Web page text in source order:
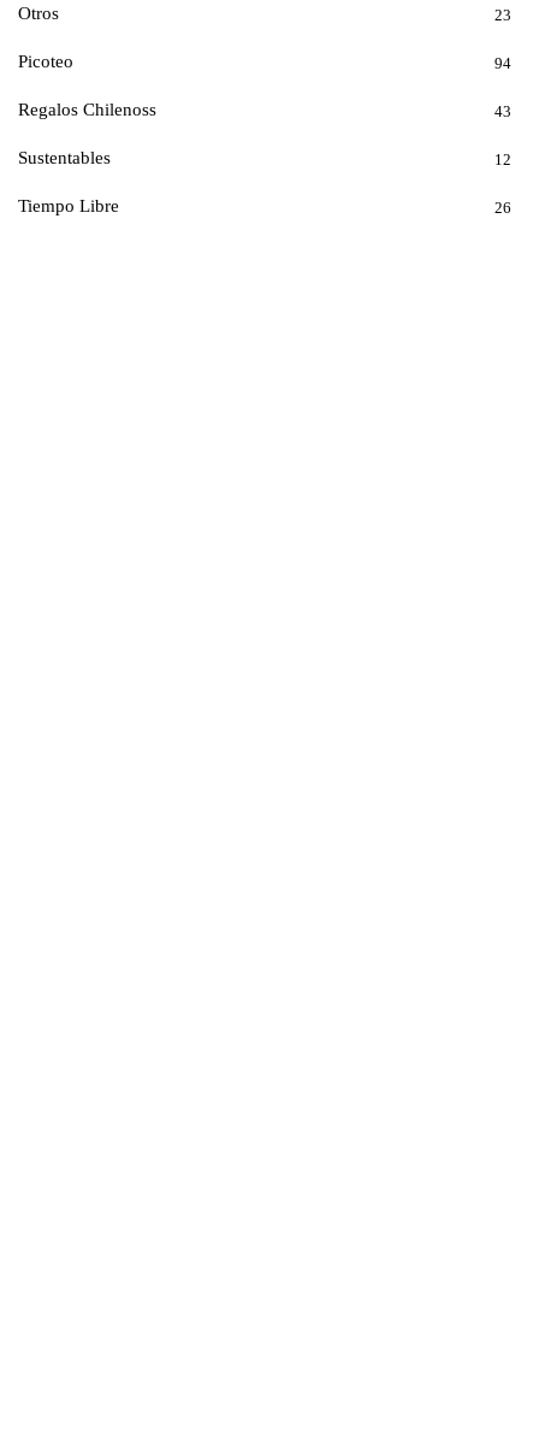
Otros 23
Picoteo 94
Regalos Chilenoss 43
Sustentables 12
Tiempo Libre 26